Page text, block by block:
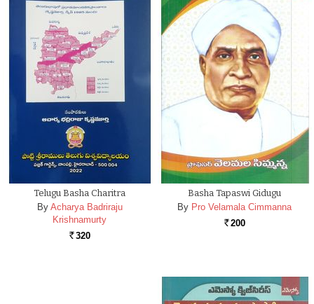
Telugu Basha Charitra
By Acharya Badriraju
Krishnamurty
Rs. 320
Basha Tapaswi Gidugu
By Pro Velamala Cimmanna
Rs. 200